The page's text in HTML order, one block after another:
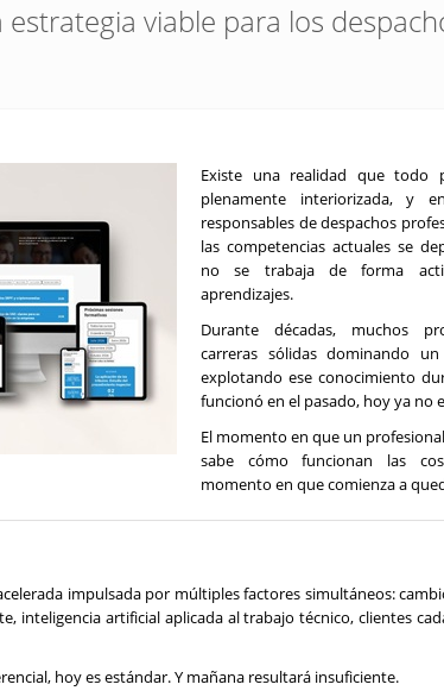
viable para los
Existe una realidad que todo
plenamente interiorizada, y
responsables de despachos
las competencias actuales se
no se trabaja de forma
aprendizajes.
Durante décadas, muchos
carreras sólidas dominando
explotando ese conocimiento
funcionó en el pasado, hoy ya no
El momento en que un
sabe cómo funcionan las
momento en que comienza a
impulsada por múltiples factores simultáneos:
inteligencia artificial aplicada al trabajo técnico, clientes
hoy es estándar. Y mañana resultará insuficiente.